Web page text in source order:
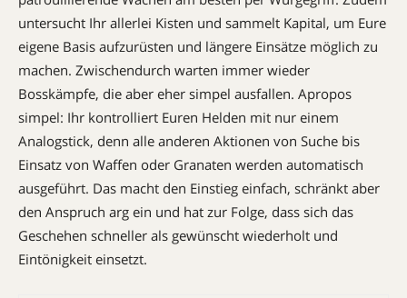
untersucht Ihr allerlei Kisten und sammelt Kapital, um Eure
eigene Basis aufzurüsten und längere Einsätze möglich zu
machen. Zwischendurch warten immer wieder
Bosskämpfe, die aber eher simpel ausfallen. Apropos
simpel: Ihr kontrolliert Euren Helden mit nur einem
Analogstick, denn alle anderen Aktionen von Suche bis
Einsatz von Waffen oder Granaten werden automatisch
ausgeführt. Das macht den Einstieg einfach, schränkt aber
den Anspruch arg ein und hat zur Folge, dass sich das
Geschehen schneller als gewünscht wiederholt und
Eintönigkeit einsetzt.